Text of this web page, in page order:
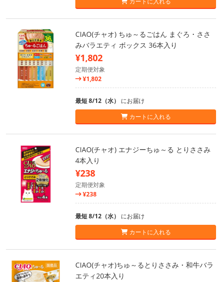
CIAO(チャオ) ちゅ～るごはん まぐろ・ささ
みバラエティ ボックス 36本入り
¥1,802
定期便対象
¥1,802
最短 8/12（水） にお届け
カートに入れる
CIAO(チャオ) エナジーちゅ～る とりささみ
4本入り
¥238
定期便対象
¥238
最短 8/12（水） にお届け
カートに入れる
CIAO(チャオ)ちゅ～るとりささみ・和牛バラ
エティ20本入り